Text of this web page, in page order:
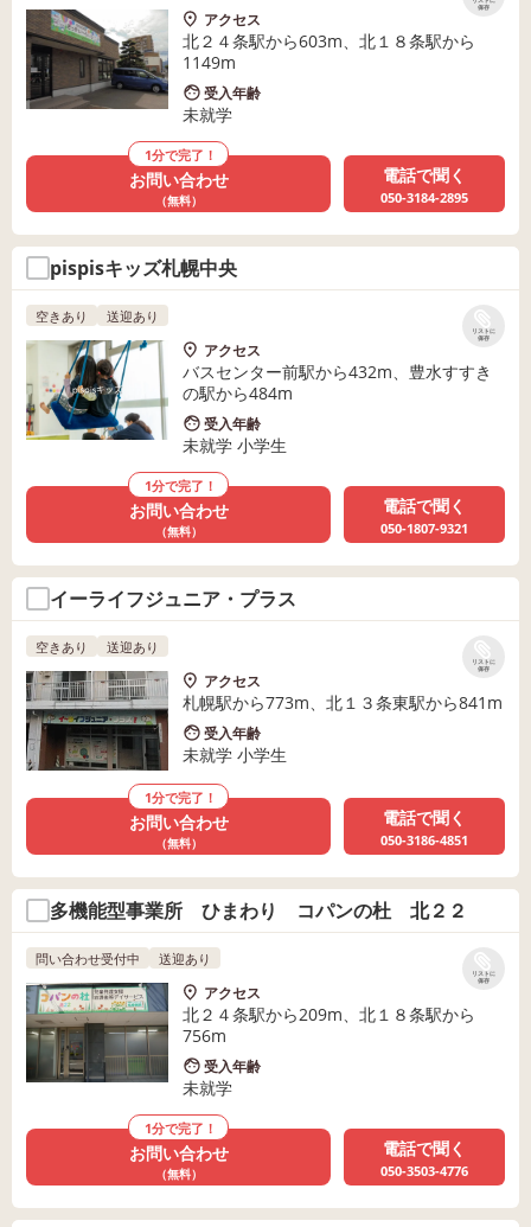
保存
アクセス
北２４条駅から603m、北１８条駅から
1149m
受入年齢
未就学
1分で完了！
お問い合わせ
（無料）
電話で聞く
050-3184-2895
pispisキッズ札幌中央
リストに
保存
空きあり 送迎あり
アクセス
バスセンター前駅から432m、豊水すすき
の駅から484m
受入年齢
未就学 小学生
1分で完了！
お問い合わせ
（無料）
電話で聞く
050-1807-9321
イーライフジュニア・プラス
リストに
保存
空きあり 送迎あり
アクセス
札幌駅から773m、北１３条東駅から841m
受入年齢
未就学 小学生
1分で完了！
お問い合わせ
（無料）
電話で聞く
050-3186-4851
多機能型事業所 ひまわり コパンの杜 北２２
リストに
保存
問い合わせ受付中 送迎あり
アクセス
北２４条駅から209m、北１８条駅から
756m
受入年齢
未就学
1分で完了！
お問い合わせ
（無料）
電話で聞く
050-3503-4776